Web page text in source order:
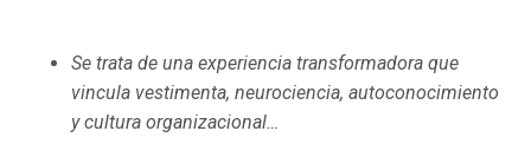
Se trata de una experiencia transformadora que
vincula vestimenta, neurociencia, autoconocimiento
y cultura organizacional…